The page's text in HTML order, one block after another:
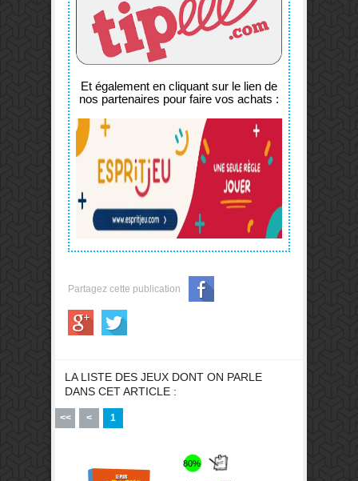
Et également en cliquant sur le lien de
nos partenaires pour faire vos achats :
Partagez cette publication
LA LISTE DES JEUX DONT ON PARLE
DANS CET ARTICLE :
<< < 1
80%